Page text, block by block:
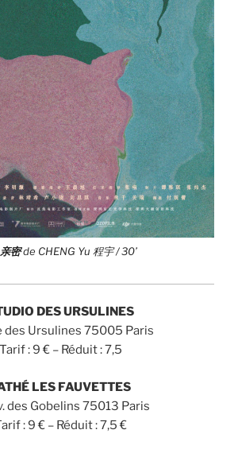
密de CHENG Yu 程宇 / 30’
DES URSULINES
des Ursulines 75005 Paris
Tarif : 9 € – Réduit : 7,5
LES FAUVETTES
des Gobelins 75013 Paris
: 9 € – Réduit : 7,5 €